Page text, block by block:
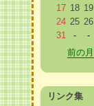
17 18 19
24 25 26
31
- -
前の月
リンク集